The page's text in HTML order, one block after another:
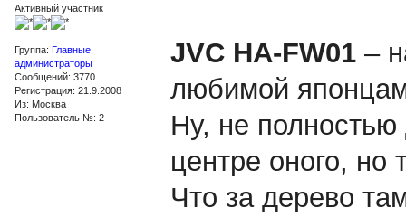
Активный участник
Группа: Главные
администраторы
Сообщений: 3770
Регистрация: 21.9.2008
Из: Москва
Пользователь №: 2
JVC HA-FW01 –
любимой
Ну, не полностью
центре оного, но
Что за дерево